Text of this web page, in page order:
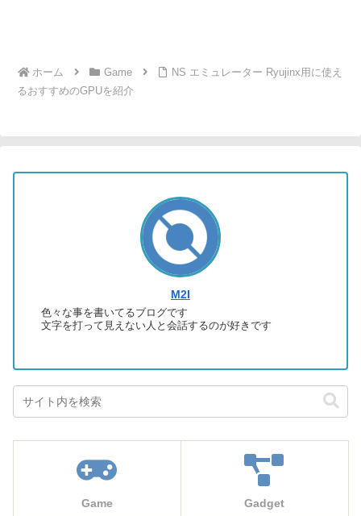
ホーム Game
NS エミュレーター Ryujinx用に使え
るおすすめのGPUを紹介
M2I
色々な事を書いてるブログです
文字を打って見えない人と会話するのが好きです
Game Gadget